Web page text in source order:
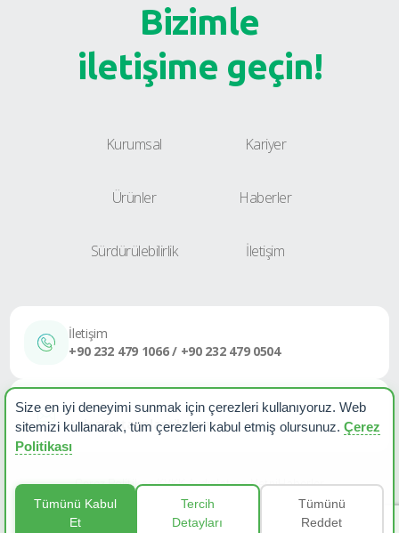
Bizimle
iletişime geçin!
Kurumsal
Ürünler
Sürdürülebilirlik
Kariyer
Haberler
İletişim
İletişim
+90 232 479 1066 / +90 232 479 0504
E-Posta
sales@etapplastik.com
Çerez PolitikasıKVKK Aydınlatma MetniHaberler
Size en iyi deneyimi sunmak için çerezleri kullanıyoruz. Web
sitemizi kullanarak, tüm çerezleri kabul etmiş olursunuz. Çerez
Politikası
Tümünü Kabul
Et
Tercih
Detayları
Tümünü
Reddet